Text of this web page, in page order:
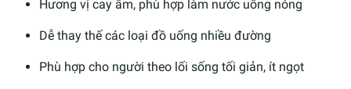
Hương vị cay ấm, phù hợp làm nước uống nóng
Dễ thay thế các loại đồ uống nhiều đường
Phù hợp cho người theo lối sống tối giản, ít ngọt